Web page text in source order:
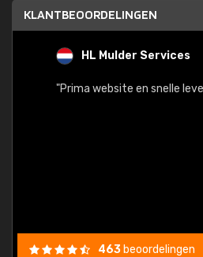
KLANTBEOORDELINGEN
HL Mulder Services
"Prima website en snelle
463 beoordelingen